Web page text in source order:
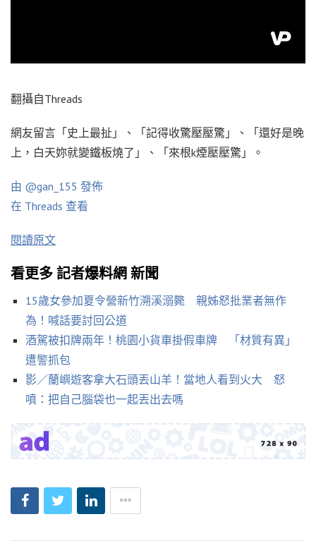
翻攝自Threads
網友留言「史上最扯」、「記得收驚壓壓驚」、「還好是晚
上，白天妳就變鐵板燒了」、「來根k煙壓壓驚」。
由 @gan_155 發佈
在 Threads 查看
閱讀原文
看更多 記者爆料網 新聞
15歲女參加夏令營新竹溯溪溺斃 親姊怒批業者無作
為！喊話要討回公道
酒駕被扣牌兩年！桃園小貨車掛假車牌 「材質有異」
遭警抓包
影／蘭嶼遊客拿大石頭丟山羊！當地人看到火大 怒
噴：把自己腦袋也一起丟出去嗎